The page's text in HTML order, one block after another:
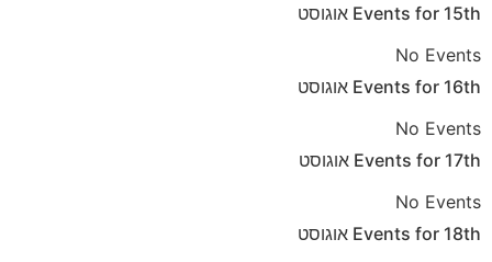
Events for 15th
אוגוסט
No Events
Events for 16th
אוגוסט
No Events
Events for 17th
אוגוסט
No Events
Events for 18th
אוגוסט